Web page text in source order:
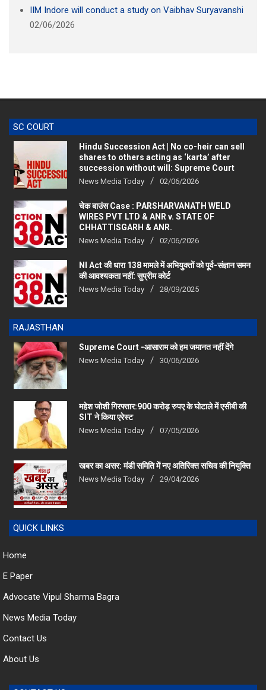
IIM Indore will conduct a study on Vaibhav Suryavanshi
02/06/2026
SC COURT
Hindu Succession Act | No co-heir can sell
shares to others acting as ‘karta’ after
succession without will: Supreme Court
News Media Today 02/06/2026
चेक बाउंस Case : PARSHARVANATH WELD
WIRES PVT LTD & ANR v. STATE OF
CHHATTISGARH & ANR.
News Media Today 02/06/2026
NI Act की धारा 138 मामले में अभियुक्तों को पूर्व-संज्ञान समन
की आवश्यकता नहीं: सुप्रीम कोर्ट
News Media Today 28/09/2025
RAJASTHAN
Supreme Court -आसाराम को हम जमानत नहीं देंगे
News Media Today 30/06/2026
महेश जोशी गिरफ्तार:900 करोड़ रुपए के घोटाले में एसीबी की
SIT ने किया एरेस्‍ट
News Media Today 07/05/2026
खबर का असर: मंडी समिति में नए अतिरिक्त सचिव की नियुक्ति
News Media Today 29/04/2026
QUICK LINKS
Home
E Paper
Advocate Vipul Sharma Bagra
News Media Today
Contact Us
About Us